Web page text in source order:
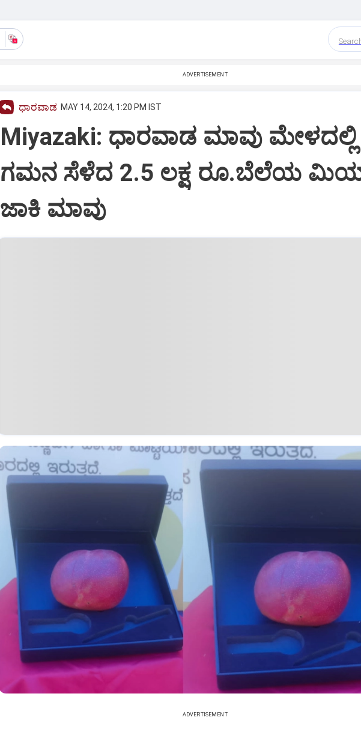
ADVERTISEMENT
ಧಾರವಾಡ MAY 14, 2024, 1:20 PM IST
Miyazaki: ಧಾರವಾಡ ಮಾವು‌ ಮೇಳದಲ್ಲಿ
ಗಮನ ಸೆಳೆದ 2.5 ಲಕ್ಷ ರೂ.ಬೆಲೆಯ
ಜಾಕಿ ಮಾವು
ADVERTISEMENT